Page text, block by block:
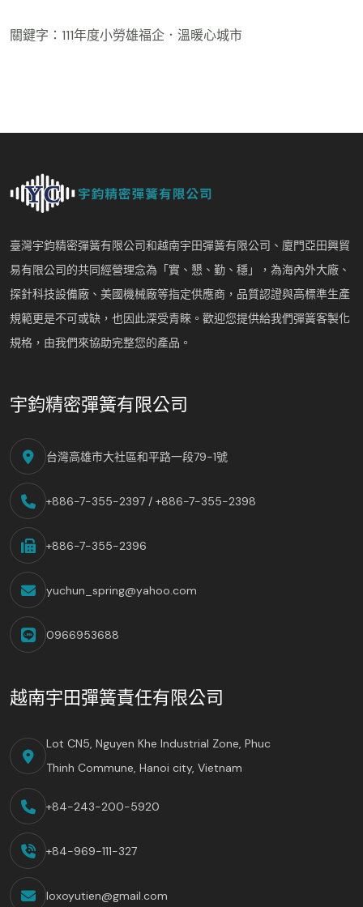
關鍵字：111年度小勞雄福企．溫暖心城市
臺灣宇鈞精密彈簧有限公司和越南宇田彈簧有限公司、廈門亞田興貿
易有限公司的共同經營理念為「實、懇、勤、穩」，為海內外大廠、
探針科技設備廠、美國機械廠等指定供應商，品質認證與高標準生產
規範更是不可或缺，也因此深受青睞。歡迎您提供給我們彈簧客製化
規格，由我們來協助完整您的產品。
宇鈞精密彈簧有限公司
台灣高雄市大社區和平路一段79-1號
+886-7-355-2397 / +886-7-355-2398
+886-7-355-2396
yuchun_spring@yahoo.com
0966953688
越南宇田彈簧責任有限公司
Lot CN5, Nguyen Khe Industrial Zone, Phuc
Thinh Commune, Hanoi city, Vietnam
+84-243-200-5920
+84-969-111-327
loxoyutien@gmail.com